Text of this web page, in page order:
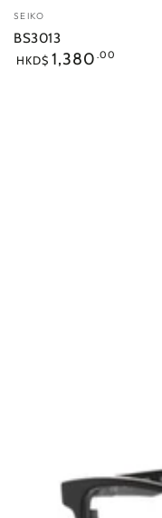
小
販：
SEIKO
BS3013
正
HKD$ 1,380 .00